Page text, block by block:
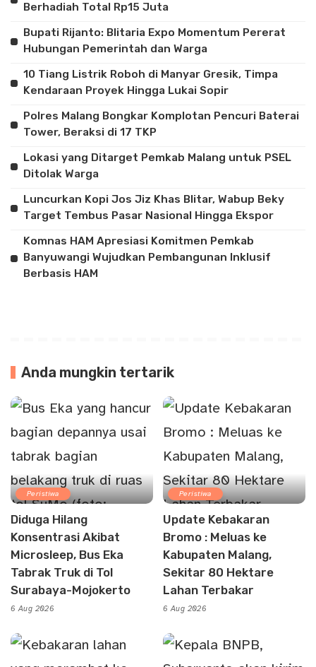
Berhadiah Total Rp15 Juta
Bupati Rijanto: Blitaria Expo Momentum Pererat
Hubungan Pemerintah dan Warga
10 Tiang Listrik Roboh di Manyar Gresik, Timpa
Kendaraan Proyek Hingga Lukai Sopir
Polres Malang Bongkar Komplotan Pencuri Baterai
Tower, Beraksi di 17 TKP
Lokasi yang Ditarget Pemkab Malang untuk PSEL
Ditolak Warga
Luncurkan Kopi Jos Jiz Khas Blitar, Wabup Beky
Target Tembus Pasar Nasional Hingga Ekspor
Komnas HAM Apresiasi Komitmen Pemkab
Banyuwangi Wujudkan Pembangunan Inklusif
Berbasis HAM
Anda mungkin tertarik
Peristiwa
Diduga Hilang
Konsentrasi Akibat
Microsleep, Bus Eka
Tabrak Truk di Tol
Surabaya-Mojokerto
6 Aug 2026
Peristiwa
Update Kebakaran
Bromo : Meluas ke
Kabupaten Malang,
Sekitar 80 Hektare
Lahan Terbakar
6 Aug 2026